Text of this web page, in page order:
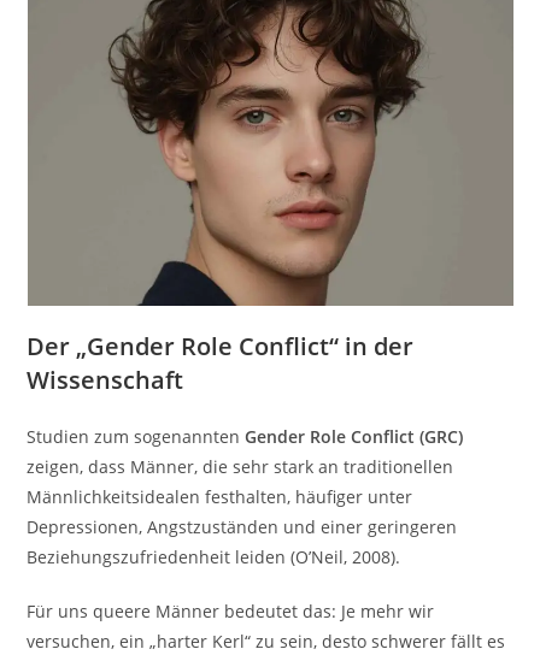
Der „Gender Role Conflict“ in der
Wissenschaft
Studien zum sogenanntenGender Role Conflict (GRC)
zeigen, dass Männer, die sehr stark an traditionellen
Männlichkeitsidealen festhalten, häufiger unter
Depressionen, Angstzuständen und einer geringeren
Beziehungszufriedenheit leiden (O’Neil, 2008).
Für uns queere Männer bedeutet das: Je mehr wir
versuchen, ein „harter Kerl“ zu sein, desto schwerer fällt es